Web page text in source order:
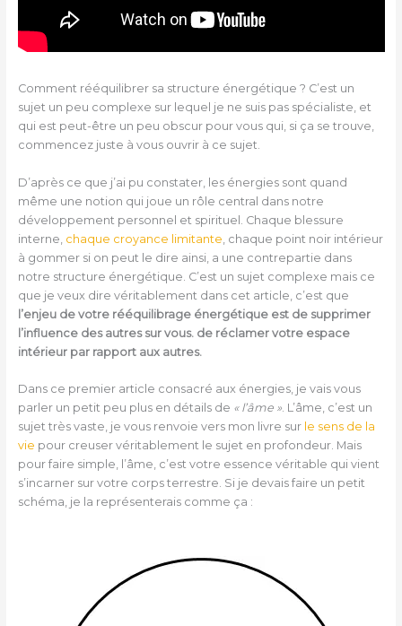
Comment rééquilibrer sa structure énergétique ? C’est un
sujet un peu complexe sur lequel je ne suis pas spécialiste, et
qui est peut-être un peu obscur pour vous qui, si ça se trouve,
commencez juste à vous ouvrir à ce sujet.
D’après ce que j’ai pu constater, les énergies sont quand
même une notion qui joue un rôle central dans notre
développement personnel et spirituel. Chaque blessure
interne, chaque croyance limitante , chaque point noir intérieur
à gommer si on peut le dire ainsi, a une contrepartie dans
notre structure énergétique. C’est un sujet complexe mais ce
que je veux dire véritablement dans cet article, c’est que
l’enjeu de votre rééquilibrage énergétique est de supprimer
l’influence des autres sur vous. de réclamer votre espace
intérieur par rapport aux autres.
Dans ce premier article consacré aux énergies, je vais vous
parler un petit peu plus en détails de « l’âme ». L’âme, c’est un
sujet très vaste, je vous renvoie vers mon livre sur le sens de la
vie pour creuser véritablement le sujet en profondeur. Mais
pour faire simple, l’âme, c’est votre essence véritable qui vient
s’incarner sur votre corps terrestre. Si je devais faire un petit
schéma, je la représenterais comme ça :